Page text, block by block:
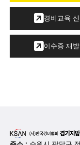
경비교육
이수증 재